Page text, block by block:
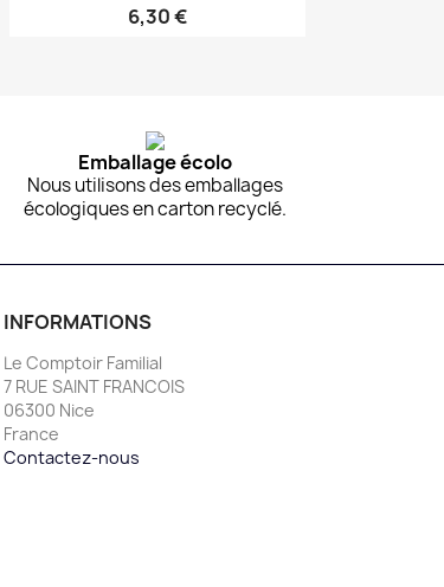
Prix
6,30 €
Emballage écolo
Nous utilisons des emballages
écologiques en carton recyclé.
INFORMATIONS
Le Comptoir Familial
7 RUE SAINT FRANCOIS
06300 Nice
France
Contactez-nous